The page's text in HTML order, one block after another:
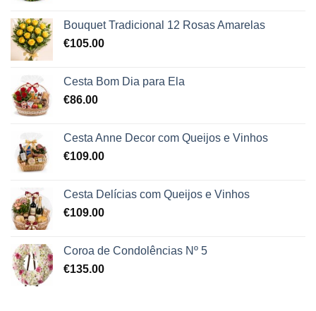
Bouquet Tradicional 12 Rosas Amarelas
€105.00
Cesta Bom Dia para Ela
€86.00
Cesta Anne Decor com Queijos e Vinhos
€109.00
Cesta Delícias com Queijos e Vinhos
€109.00
Coroa de Condolências Nº 5
€135.00